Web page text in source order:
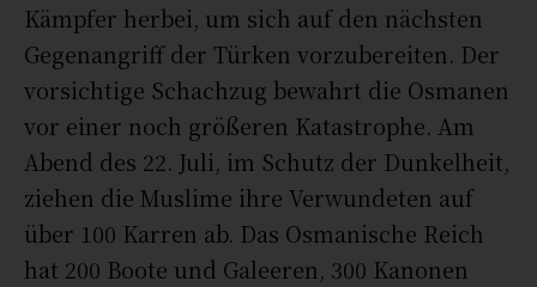
Kämpfer herbei, um sich auf den nächsten
Gegenangriff der Türken vorzubereiten. Der
vorsichtige Schachzug bewahrt die Osmanen
vor einer noch größeren Katastrophe. Am
Abend des 22. Juli, im Schutz der Dunkelheit,
ziehen die Muslime ihre Verwundeten auf
über 100 Karren ab. Das Osmanische Reich
hat 200 Boote und Galeeren, 300 Kanonen